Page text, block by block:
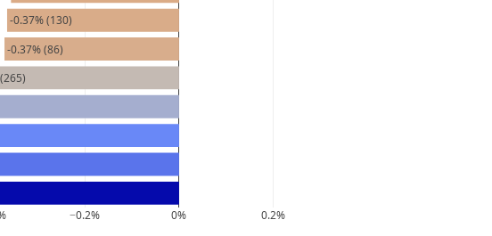
-0.37% (86)
-0.37% (130)
−0.2% 0% 0.2%